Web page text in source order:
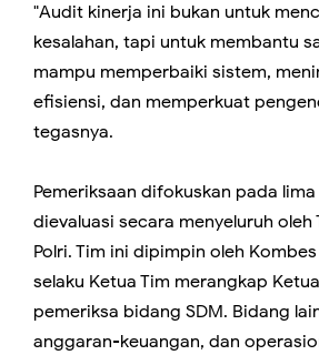
"Audit kinerja ini bukan untuk
kesalahan, tapi untuk membantu
mampu memperbaiki sistem,
efisiensi, dan memperkuat
tegasnya.
Pemeriksaan difokuskan pada lima
dievaluasi secara menyeluruh oleh
Polri. Tim ini dipimpin oleh Kombes
selaku Ketua Tim merangkap
pemeriksa bidang SDM. Bidang
anggaran-keuangan, dan